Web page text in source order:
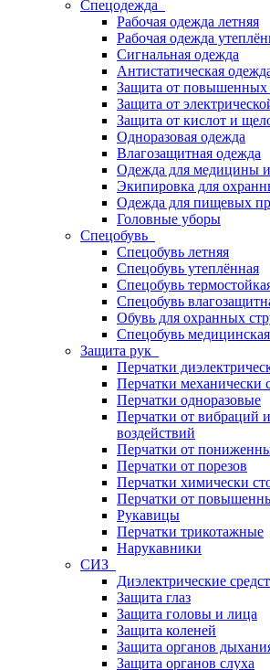
Спецодежда
Рабочая одежда летняя
Рабочая одежда
Сигнальная одежда
Антистатическая
Защита от повышенных
Защита от
Защита от кислот и
Одноразовая одежда
Влагозащитная одежда
Одежда для медицины
Экипировка для
Одежда для пищевых
Головные уборы
Спецобувь
Спецобувь летняя
Спецобувь утеплённая
Спецобувь
Спецобувь
Обувь для охранных
Спецобувь медицинская
Защита рук
Перчатки
Перчатки механически
Перчатки одноразовые
Перчатки от вибраций
воздействий
Перчатки от
Перчатки от порезов
Перчатки химически
Перчатки от
Рукавицы
Перчатки трикотажные
Нарукавники
СИЗ
Диэлектрические
Защита глаз
Защита головы и лица
Защита коленей
Защита органов
Защита органов слуха